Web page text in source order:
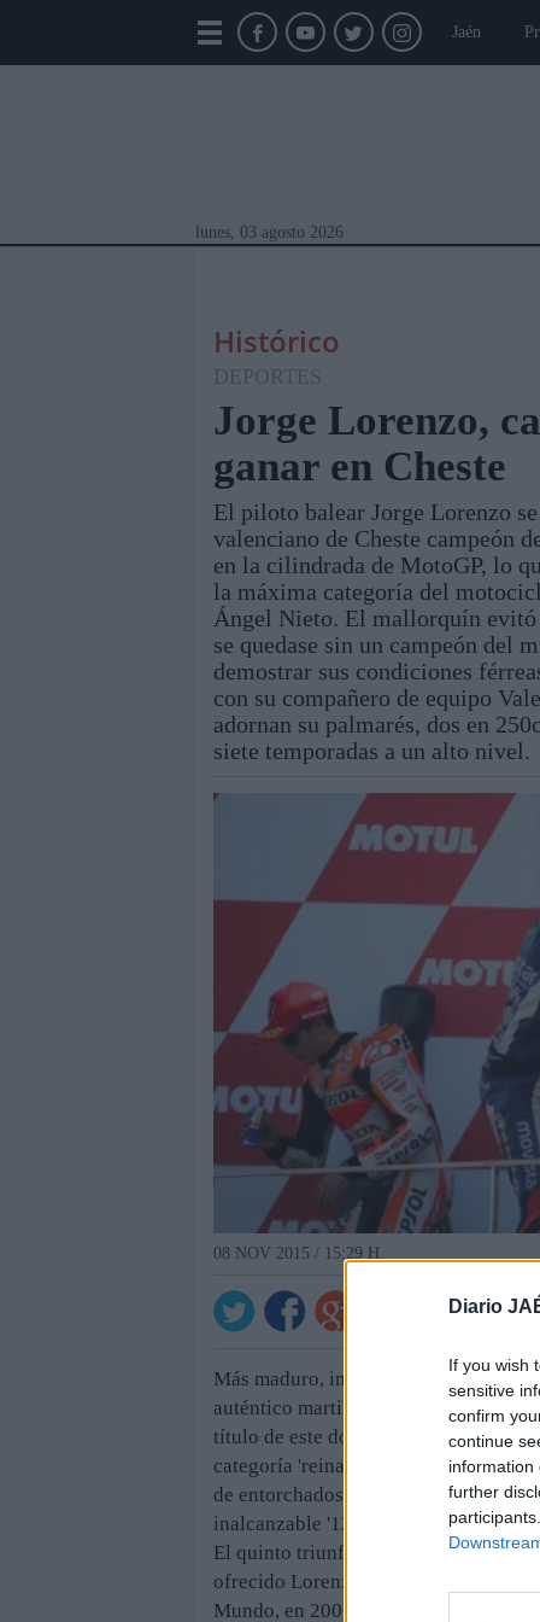
Diario
If you wish
sensitive
confirm
continue
information
further
Jaén
lunes, 03 agosto 2026
Módulos Portada Jaén Provincia Linares
Histórico
DEPORTES
Jorge Lorenzo,
ganar en Cheste
El piloto balear Jorge Lorenzo
valenciano de Cheste campeón
en la cilindrada de MotoGP, lo
la máxima categoría del
Ángel Nieto. El mallorquín
se quedase sin un campeón del
demostrar sus condiciones
con su compañero de equipo
adornan su palmarés, dos en
siete temporadas a un alto nivel.
08 NOV 2015 / 15:29 H.
Más maduro, impecable e incansable
auténtico martillo pilón a la hora de
título de este domingo le permitió
categoría 'reina' y con el de Cervera
de entorchados, situándose como el
inalcanzable '12+1' campeón del
El quinto triunfo mundialista vuelve a
ofrecido Lorenzo desde que
Mundo, en 2006. Con un carácter